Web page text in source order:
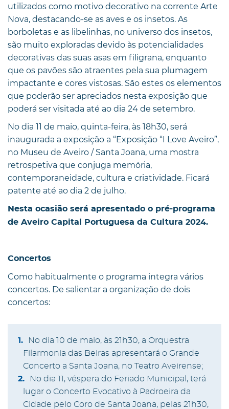
utilizados como motivo decorativo na corrente Arte
Nova, destacando-se as aves e os insetos. As
borboletas e as libelinhas, no universo dos insetos,
são muito exploradas devido às potencialidades
decorativas das suas asas em filigrana, enquanto
que os pavões são atraentes pela sua plumagem
impactante e cores vistosas. São estes os elementos
que poderão ser apreciados nesta exposição que
poderá ser visitada até ao dia 24 de setembro.
No dia 11 de maio, quinta-feira, às 18h30, será
inaugurada a exposição a “Exposição “I Love Aveiro”,
no Museu de Aveiro / Santa Joana, uma mostra
retrospetiva que conjuga memória,
contemporaneidade, cultura e criatividade. Ficará
patente até ao dia 2 de julho.
Nesta ocasião será apresentado o pré-programa
de Aveiro Capital Portuguesa da Cultura 2024.
Concertos
Como habitualmente o programa integra vários
concertos. De salientar a organização de dois
concertos:
No dia 10 de maio, às 21h30, a Orquestra
Filarmonia das Beiras apresentará o Grande
Concerto a Santa Joana, no Teatro Aveirense;
No dia 11, véspera do Feriado Municipal, terá
lugar o Concerto Evocativo à Padroeira da
Cidade pelo Coro de Santa Joana, pelas 21h30,